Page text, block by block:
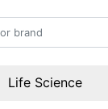
Life Science